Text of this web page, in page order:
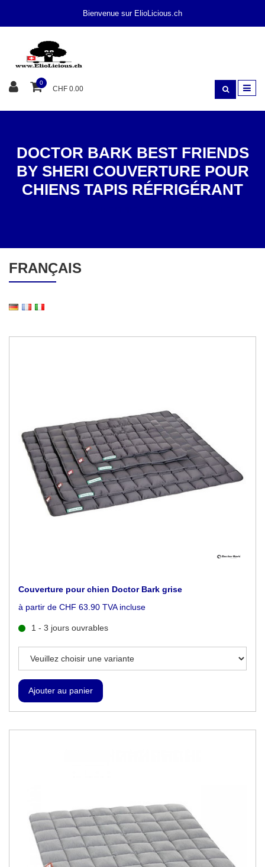
Bienvenue sur ElioLicious.ch
0
CHF 0.00
DOCTOR BARK BEST FRIENDS
BY SHERI COUVERTURE POUR
CHIENS TAPIS RÉFRIGÉRANT
FRANÇAIS
Couverture pour chien Doctor Bark grise
à partir de CHF 63.90 TVA incluse
1 - 3 jours ouvrables